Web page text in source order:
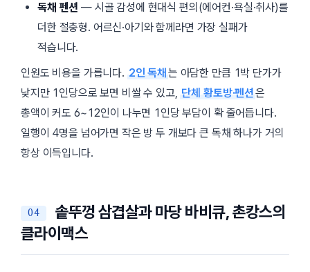
독채 펜션 — 시골 감성에 현대식 편의(에어컨·욕실·취사)를
더한 절충형. 어르신·아기와 함께라면 가장 실패가
적습니다.
인원도 비용을 가릅니다. 2인 독채 는 아담한 만큼 1박 단가가
낮지만 1인당으로 보면 비쌀 수 있고, 단체 황토방·펜션은
총액이 커도 6~12인이 나누면 1인당 부담이 확 줄어듭니다.
일행이 4명을 넘어가면 작은 방 두 개보다 큰 독채 하나가 거의
항상 이득입니다.
솥뚜껑 삼겹살과 마당 바비큐, 촌캉스의
클라이맥스